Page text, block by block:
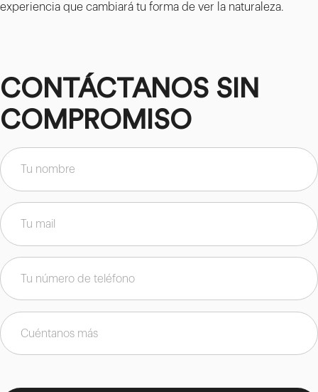
experiencia que cambiará tu forma de ver la naturaleza.
CONTÁCTANOS SIN
COMPROMISO